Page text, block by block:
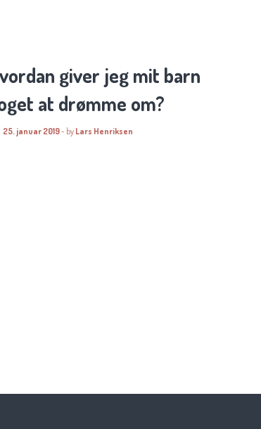
giver jeg mit barn
at drømme om?
25. januar 2019- by Lars Henriksen